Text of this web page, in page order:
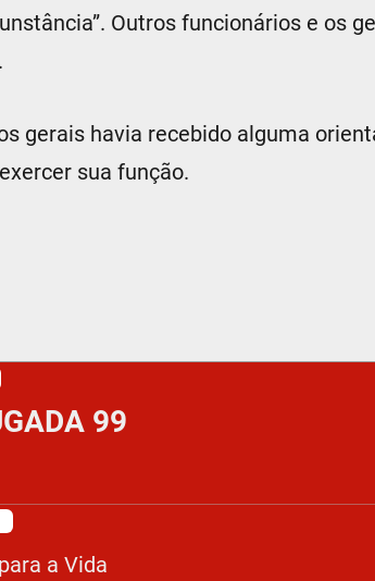
Outros funcionários e os
gerais havia recebido alguma
sua função.
99
a Vida